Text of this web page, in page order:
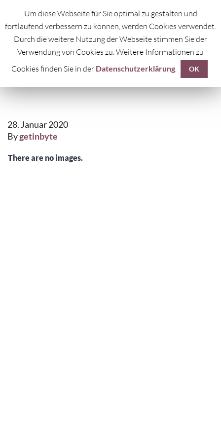
VERPACKUNG
28. Januar 2020
Bygetinbyte
There are no images.
Um diese Webseite für Sie optimal zu gestalten und
fortlaufend verbessern zu können, werden Cookies verwendet.
Durch die weitere Nutzung der Webseite stimmen Sie der
Verwendung von Cookies zu. Weitere Informationen zu
Cookies finden Sie in der Datenschutzerklärung. OK